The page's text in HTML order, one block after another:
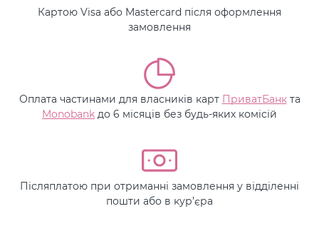
Картою Visa або Mastercard після оформлення
замовлення
Оплата частинами для власників карт ПриватБанкта
Monobank до 6 місяців без будь-яких комісій
Післяплатою при отриманні замовлення у відділенні
пошти або в кур’єра